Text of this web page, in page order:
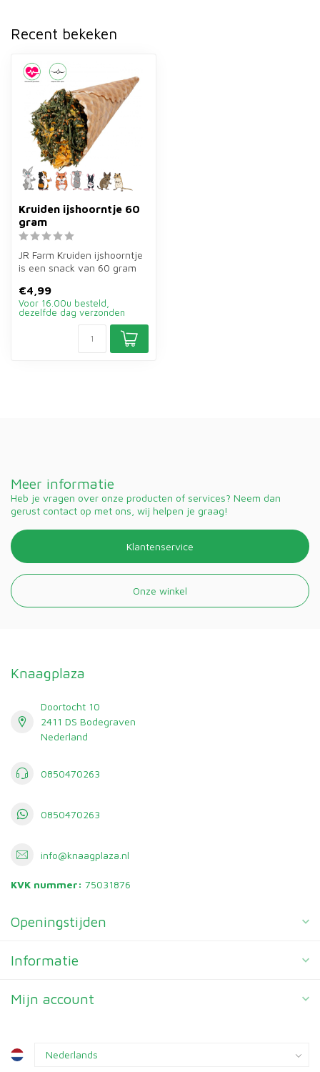
Recent bekeken
Kruiden ijshoorntje 60
gram
JR Farm Kruiden ijshoorntje
is een snack van 60 gram
bloem...
€4,99
Voor 16.00u besteld,
dezelfde dag verzonden
Meer informatie
Heb je vragen over onze producten of services? Neem dan
gerust contact op met ons, wij helpen je graag!
Klantenservice
Onze winkel
Knaagplaza
Doortocht 10
2411 DS Bodegraven
Nederland
0850470263
0850470263
info@knaagplaza.nl
KVK nummer: 75031876
Openingstijden
Informatie
Mijn account